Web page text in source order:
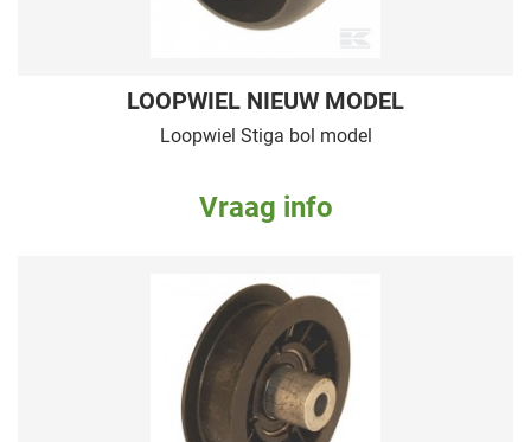
LOOPWIEL NIEUW MODEL
Loopwiel Stiga bol model
Vraag info